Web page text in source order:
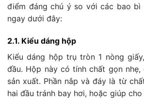
điểm đáng chú ý so với các bao bì
ngay dưới đây:
2.1. Kiểu dáng hộp
Kiểu dáng hộp trụ tròn 1 nòng
đầu. Hộp này có tính chất gọn
sản xuất. Phần nắp và đáy là từ
hai đầu tránh bay hơi, hoặc giúp